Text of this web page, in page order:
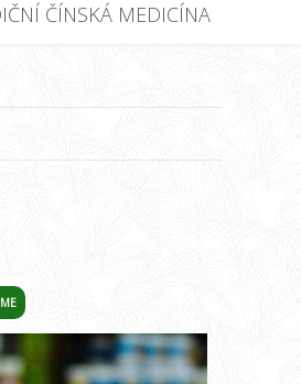
ČÍNSKÁ MEDICÍNA